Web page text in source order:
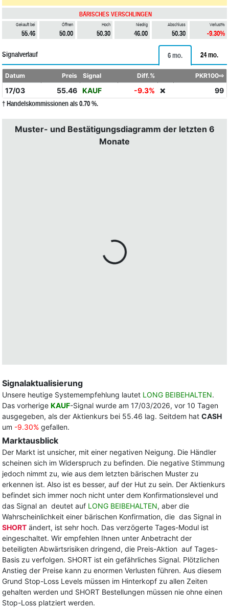
BÄRISCHES VERSCHLINGEN
Gekauft bei
55.46
Öffnen
50.00
Hoch
50.30
Niedrig
46.00
Abschluss
50.30
Verlust%
-9.30%
Signalverlauf 6 mo. 24 mo.
Datum Preis Signal Diff.% PKR100⇨
17/03 55.46 KAUF -9.3% ❌ 99
† Handelskommissionen als 0.70 %.
Muster- und Bestätigungsdiagramm der letzten 6
Monate
Signalaktualisierung
Unsere heutige Systemempfehlung lautet LONG BEIBEHALTEN.
Das vorherige KAUF-Signal wurde am 17/03/2026, vor 10 Tagen
ausgegeben, als der Aktienkurs bei 55.46 lag. Seitdem hat CASH
um -9.30% gefallen.
Marktausblick
Der Markt ist unsicher, mit einer negativen Neigung. Die Händler
scheinen sich im Widerspruch zu befinden. Die negative Stimmung
jedoch nimmt zu, wie aus dem letzten bärischen Muster zu
erkennen ist. Also ist es besser, auf der Hut zu sein. Der Aktienkurs
befindet sich immer noch nicht unter dem Konfirmationslevel und
das Signal an deutet auf LONG BEIBEHALTEN, aber die
Wahrscheinlichkeit einer bärischen Konfirmation, die das Signal in
SHORT ändert, ist sehr hoch. Das verzögerte Tages-Modul ist
eingeschaltet. Wir empfehlen Ihnen unter Anbetracht der
beteiligten Abwärtsrisiken dringend, die Preis-Aktion auf Tages-
Basis zu verfolgen. SHORT ist ein gefährliches Signal. Plötzlichen
Anstieg der Preise kann zu enormen Verlusten führen. Aus diesem
Grund Stop-Loss Levels müssen im Hinterkopf zu allen Zeiten
gehalten werden und SHORT Bestellungen müssen nie ohne einen
Stop-Loss platziert werden.